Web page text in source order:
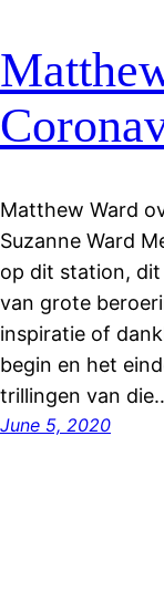
Matthew Ward
Suzanne Ward
op dit station,
van grote
inspiratie of
begin en het
trillingen van
June 5, 2020